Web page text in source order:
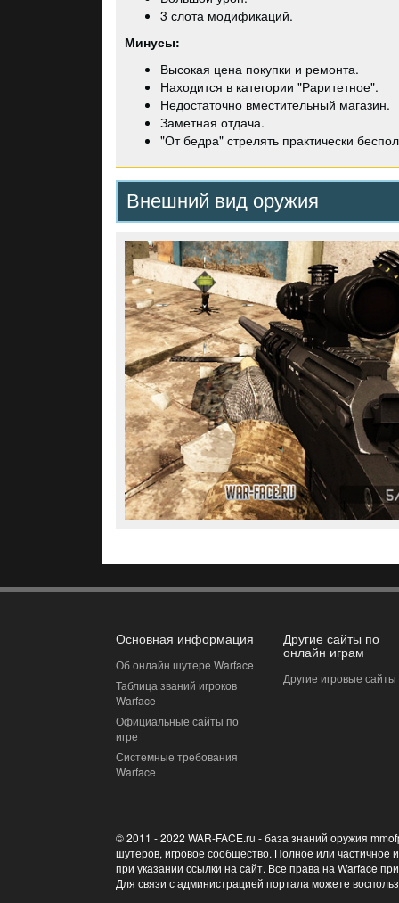
3 слота модификаций.
Минусы:
Высокая цена покупки и ремонта.
Находится в категории "Раритетное".
Недостаточно вместительный магазин.
Заметная отдача.
"От бедра" стрелять практически
Внешний вид оружия
Основная информация
Об онлайн шутере Warface
Таблица званий игроков
Warface
Официальные сайты по
игре
Системные требования
Warface
Другие сайты по
онлайн играм
Другие игровые сайты
© 2011 - 2022 WAR-FACE.ru - база знаний оружия
шутеров, игровое сообщество. Полное или частичное
при указании ссылки на сайт. Все права на Warface
Для связи с администрацией портала можете